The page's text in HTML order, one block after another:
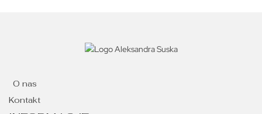
O nas
Kontakt